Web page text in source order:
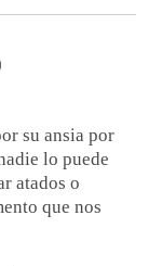
su ansia por
lo puede
atados o
que nos